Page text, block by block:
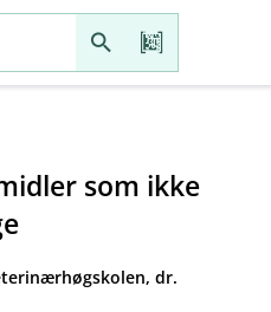
som ikke
dr.